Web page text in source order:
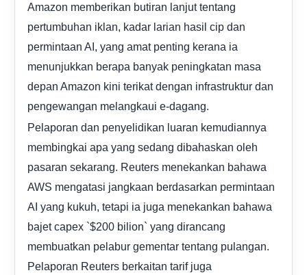
Amazon memberikan butiran lanjut tentang
pertumbuhan iklan, kadar larian hasil cip dan
permintaan AI, yang amat penting kerana ia
menunjukkan berapa banyak peningkatan masa
depan Amazon kini terikat dengan infrastruktur dan
pengewangan melangkaui e-dagang.
Pelaporan dan penyelidikan luaran kemudiannya
membingkai apa yang sedang dibahaskan oleh
pasaran sekarang. Reuters menekankan bahawa
AWS mengatasi jangkaan berdasarkan permintaan
AI yang kukuh, tetapi ia juga menekankan bahawa
bajet capex `$200 bilion` yang dirancang
membuatkan pelabur gementar tentang pulangan.
Pelaporan Reuters berkaitan tarif juga